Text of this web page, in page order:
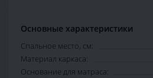
Основные характеристики
Спальное место, см:
Материал каркаса:
Основание для матраса: